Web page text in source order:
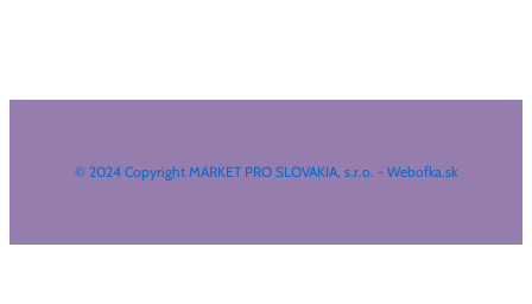
© 2024 Copyright MARKET PRO SLOVAKIA, s.r.o. - Webofka.sk